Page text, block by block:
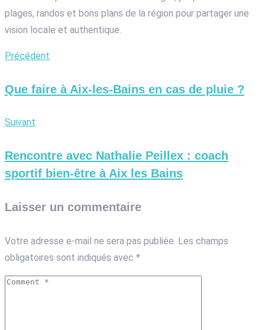
plages, randos et bons plans de la région pour partager une
vision locale et authentique.
Précédent
Que faire à Aix-les-Bains en cas de pluie ?
Suivant
Rencontre avec Nathalie Peillex : coach
sportif bien-être à Aix les Bains
Laisser un commentaire
Votre adresse e-mail ne sera pas publiée. Les champs
obligatoires sont indiqués avec *